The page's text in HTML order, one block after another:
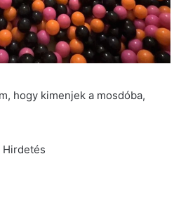
hogy kimenjek a mosdóba,
Hirdetés